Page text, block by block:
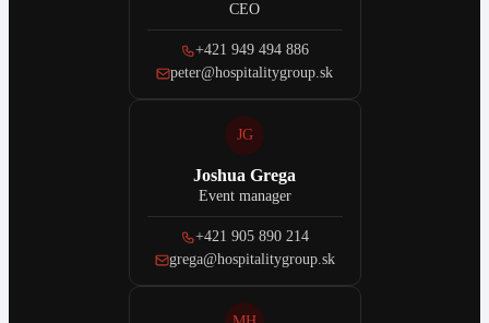
CEO
+421 949 494 886
peter@hospitalitygroup.sk
JG
Joshua Grega
Event manager
+421 905 890 214
grega@hospitalitygroup.sk